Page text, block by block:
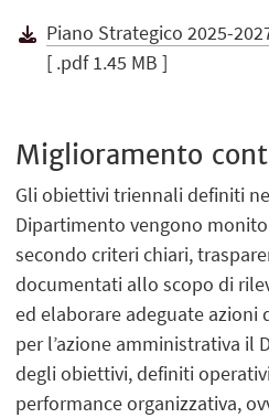
Piano Strategico 2025-
[ .pdf 1.45 MB ]
Miglioramento
Gli obiettivi triennali definiti
Dipartimento vengono
secondo criteri chiari,
documentati allo scopo di
ed elaborare adeguate azioni
per l’azione amministrativa il
degli obiettivi, definiti
performance organizzativa,